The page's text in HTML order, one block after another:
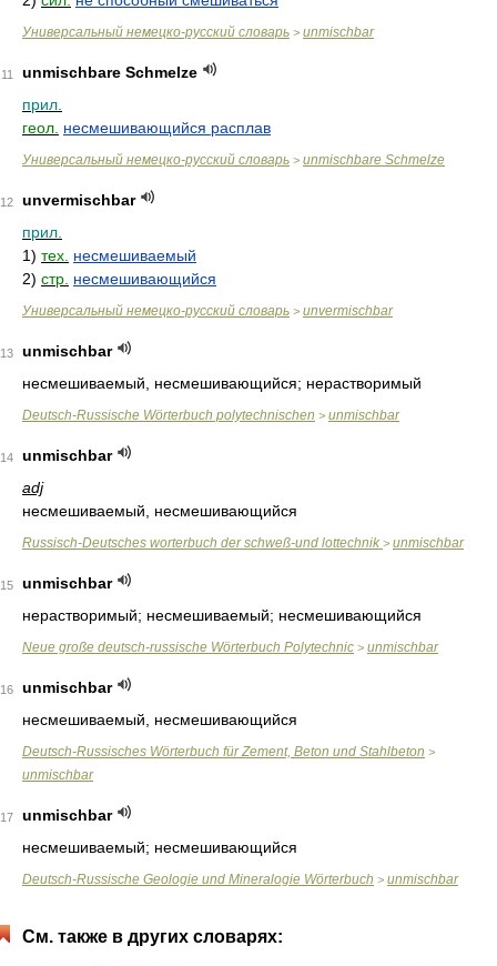
Универсальный немецко-русский словарь > unmischbar
11
unmischbare Schmelze
прил.
геол. несмешивающийся расплав
Универсальный немецко-русский словарь > unmischbare Schmelze
12
unvermischbar
прил.
1) тех. несмешиваемый
2) стр. несмешивающийся
Универсальный немецко-русский словарь > unvermischbar
13
unmischbar
несмешиваемый, несмешивающийся; нерастворимый
Deutsch-Russische Wörterbuch polytechnischen > unmischbar
14
unmischbar
adj
несмешиваемый, несмешивающийся
Russisch-Deutsches worterbuch der schweß-und lottechnik > unmischbar
15
unmischbar
нерастворимый; несмешиваемый; несмешивающийся
Neue große deutsch-russische Wörterbuch Polytechnic > unmischbar
16
unmischbar
несмешиваемый, несмешивающийся
Deutsch-Russisches Wörterbuch für Zement, Beton und Stahlbeton >
unmischbar
17
unmischbar
несмешиваемый; несмешивающийся
Deutsch-Russische Geologie und Mineralogie Wörterbuch > unmischbar
См. также в других словарях: